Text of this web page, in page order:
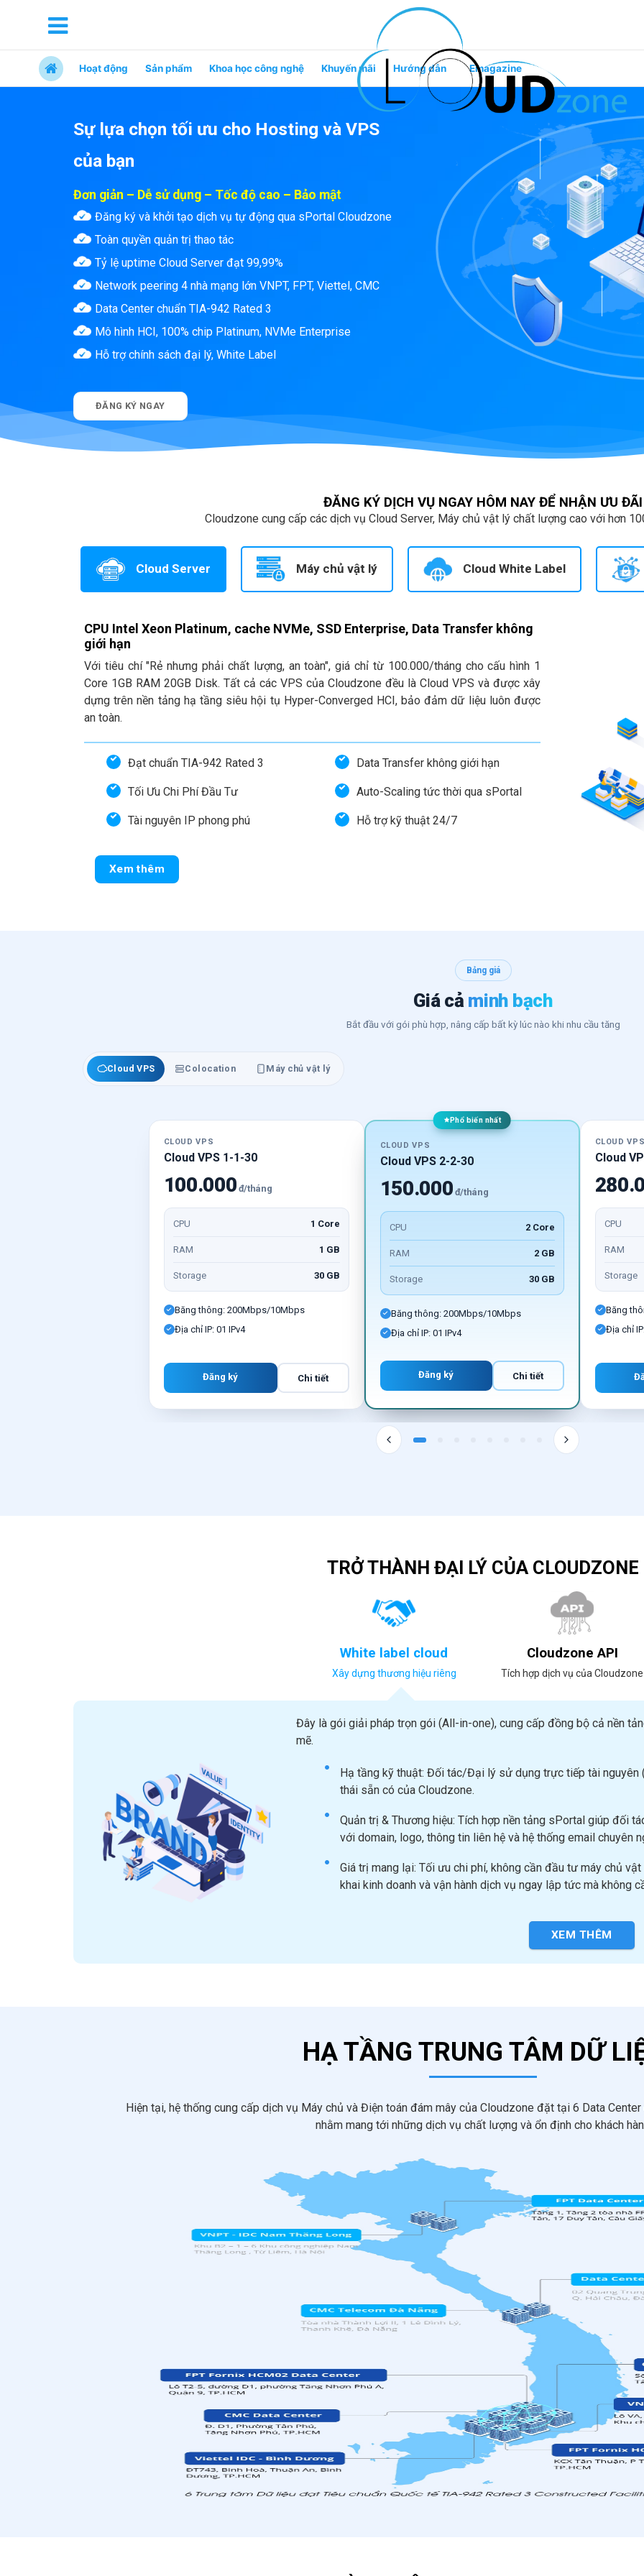
Hoạt động Sản phẩm Khoa học công nghệ Khuyến mãi Hướng dẫn Emagazine
Sự lựa chọn tối ưu cho Hosting và VPS
của bạn
Đơn giản – Dễ sử dụng – Tốc độ cao – Bảo mật
Đăng ký và khởi tạo dịch vụ tự động qua sPortal Cloudzone
Toàn quyền quản trị thao tác
Tỷ lệ uptime Cloud Server đạt 99,99%
Network peering 4 nhà mạng lớn VNPT, FPT, Viettel, CMC
Data Center chuẩn TIA-942 Rated 3
Mô hình HCI, 100% chip Platinum, NVMe Enterprise
Hỗ trợ chính sách đại lý, White Label
ĐĂNG KÝ NGAY
ĐĂNG KÝ DỊCH VỤ NGAY HÔM NAY ĐỂ NHẬN ƯU ĐÃI
Cloudzone cung cấp các dịch vụ Cloud Server, Máy chủ vật lý chất lượng cao với hơn
Cloud Server Máy chủ vật lý Cloud White Label
CPU Intel Xeon Platinum, cache NVMe, SSD Enterprise, Data Transfer không
giới hạn
Với tiêu chí "Rẻ nhưng phải chất lượng, an toàn", giá chỉ từ 100.000/tháng cho cấu hình 1
Core 1GB RAM 20GB Disk. Tất cả các VPS của Cloudzone đều là Cloud VPS và được xây
dựng trên nền tảng hạ tầng siêu hội tụ Hyper-Converged HCI, bảo đảm dữ liệu luôn được
an toàn.
Đạt chuẩn TIA-942 Rated 3
Tối Ưu Chi Phí Đầu Tư
Tài nguyên IP phong phú
Data Transfer không giới hạn
Auto-Scaling tức thời qua sPortal
Hỗ trợ kỹ thuật 24/7
Xem thêm
Bảng giá
Giá cả minh bạch
Bắt đầu với gói phù hợp, nâng cấp bất kỳ lúc nào khi nhu cầu tăng
Cloud VPS Colocation Máy chủ vật lý
CLOUD VPS
Cloud VPS 1-1-30
100.000 đ/tháng
CPU 1 Core
RAM 1 GB
Storage 30 GB
Băng thông: 200Mbps/10Mbps
Địa chỉ IP: 01 IPv4
Đăng ký Chi tiết
Phổ biến nhất
CLOUD VPS
Cloud VPS 2-2-30
150.000 đ/tháng
CPU 2 Core
RAM 2 GB
Storage 30 GB
Băng thông: 200Mbps/10Mbps
Địa chỉ IP: 01 IPv4
Đăng ký Chi tiết
CLOUD VPS
Cloud
CPU
RAM
Storage
Băng
Địa chỉ
TRỞ THÀNH ĐẠI LÝ CỦA CLOUDZONE
White label cloud
Xây dựng thương hiệu riêng
Cloudzone API
Tích hợp dịch vụ của Cloudzone
Đây là gói giải pháp trọn gói (All-in-one), cung cấp đồng bộ cả nền
mẽ.
Hạ tầng kỹ thuật: Đối tác/Đại lý sử dụng trực tiếp tài nguyên
thái sẵn có của Cloudzone.
Quản trị & Thương hiệu: Tích hợp nền tảng sPortal giúp đối
với domain, logo, thông tin liên hệ và hệ thống email chuyên
Giá trị mang lại: Tối ưu chi phí, không cần đầu tư máy chủ
khai kinh doanh và vận hành dịch vụ ngay lập tức mà không
XEM THÊM
HẠ TẦNG TRUNG TÂM DỮ
Hiện tại, hệ thống cung cấp dịch vụ Máy chủ và Điện toán đám mây của Cloudzone đặt tại 6 Data
nhằm mang tới những dịch vụ chất lượng và ổn định cho khách